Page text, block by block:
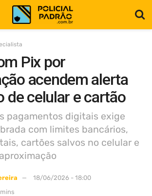
Pix por
acendem alerta
de celular e cartão
pagamentos digitais exige
com limites bancários,
cartões salvos no celular e
18/06/2026 - 18:00